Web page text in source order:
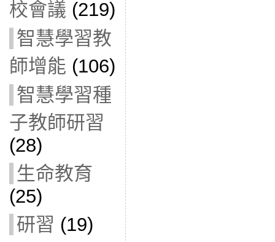
校會議 (219)
智慧學習教
師增能 (106)
智慧學習種
子教師研習
(28)
生命教育
(25)
研習 (19)